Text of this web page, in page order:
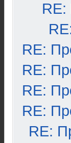
RE:
RE:
RE:
RE:
RE: